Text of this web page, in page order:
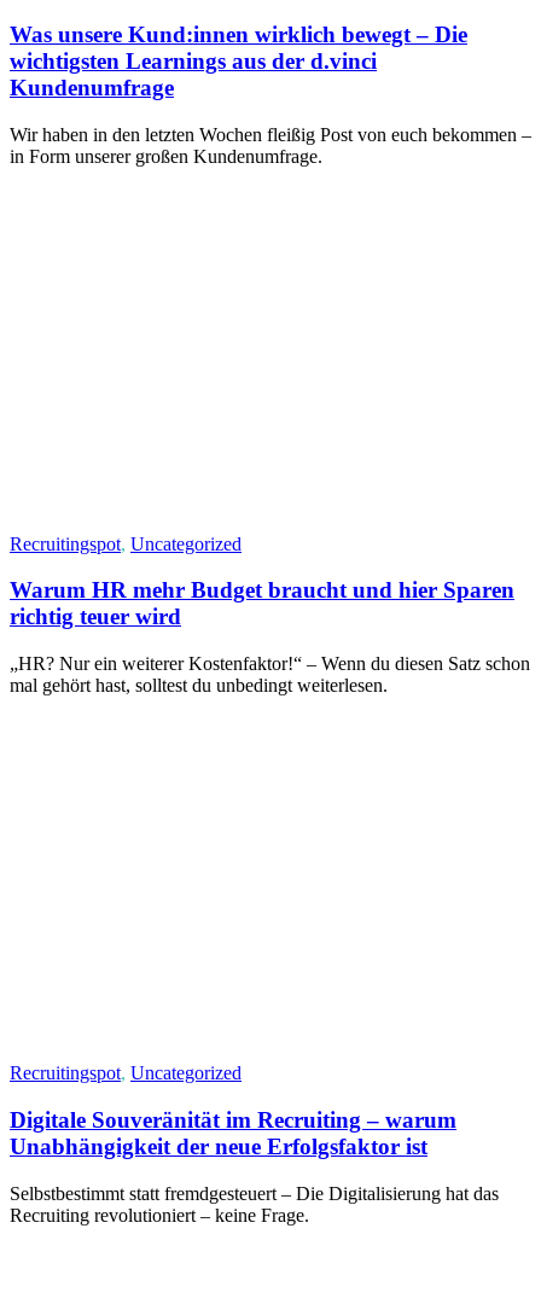
Was unsere Kund:innen wirklich bewegt – Die
wichtigsten Learnings aus der d.vinci
Kundenumfrage
Wir haben in den letzten Wochen fleißig Post von euch bekommen –
in Form unserer großen Kundenumfrage.
Recruitingspot, Uncategorized
Warum HR mehr Budget braucht und hier Sparen
richtig teuer wird
„HR? Nur ein weiterer Kostenfaktor!“ – Wenn du diesen Satz schon
mal gehört hast, solltest du unbedingt weiterlesen.
Recruitingspot, Uncategorized
Digitale Souveränität im Recruiting – warum
Unabhängigkeit der neue Erfolgsfaktor ist
Selbstbestimmt statt fremdgesteuert – Die Digitalisierung hat das
Recruiting revolutioniert – keine Frage.